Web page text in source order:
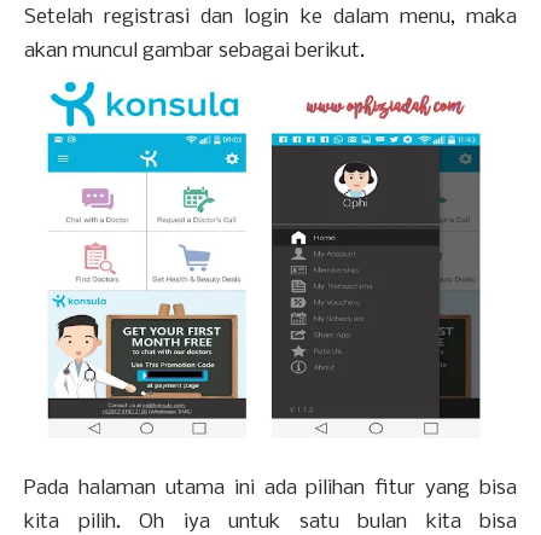
Setelah registrasi dan login ke dalam menu, maka
akan muncul gambar sebagai berikut.
Pada halaman utama ini ada pilihan fitur yang bisa
kita pilih. Oh iya untuk satu bulan kita bisa